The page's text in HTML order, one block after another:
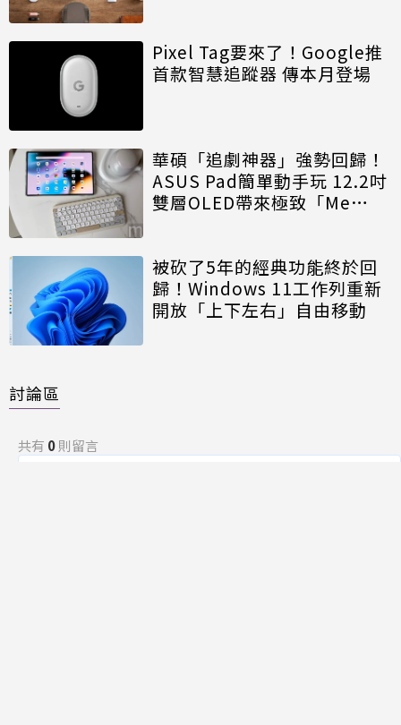
Pixel Tag要來了！Google推
首款智慧追蹤器 傳本月登場
華碩「追劇神器」強勢回歸！
ASUS Pad簡單動手玩 12.2吋
雙層OLED帶來極致「Me
被砍了5年的經典功能終於回
歸！Windows 11工作列重新
開放「上下左右」自由移動
討論區
共有 0則留言